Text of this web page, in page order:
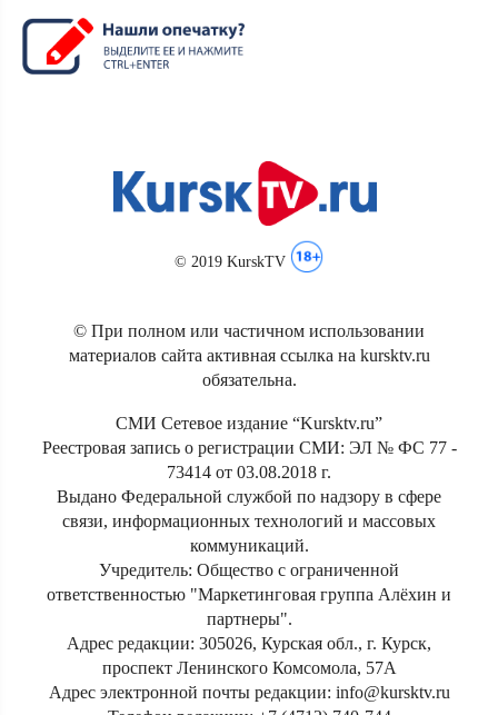
© 2019 KurskTV
© При полном или частичном использовании
материалов сайта активная ссылка на kursktv.ru
обязательна.
СМИ Сетевое издание “Kursktv.ru”
Реестровая запись о регистрации СМИ: ЭЛ № ФС 77 -
73414 от 03.08.2018 г.
Выдано Федеральной службой по надзору в сфере
связи, информационных технологий и массовых
коммуникаций.
Учредитель: Общество с ограниченной
ответственностью "Маркетинговая группа Алёхин и
партнеры".
Адрес редакции: 305026, Курская обл., г. Курск,
проспект Ленинского Комсомола, 57А
Адрес электронной почты редакции: info@kursktv.ru